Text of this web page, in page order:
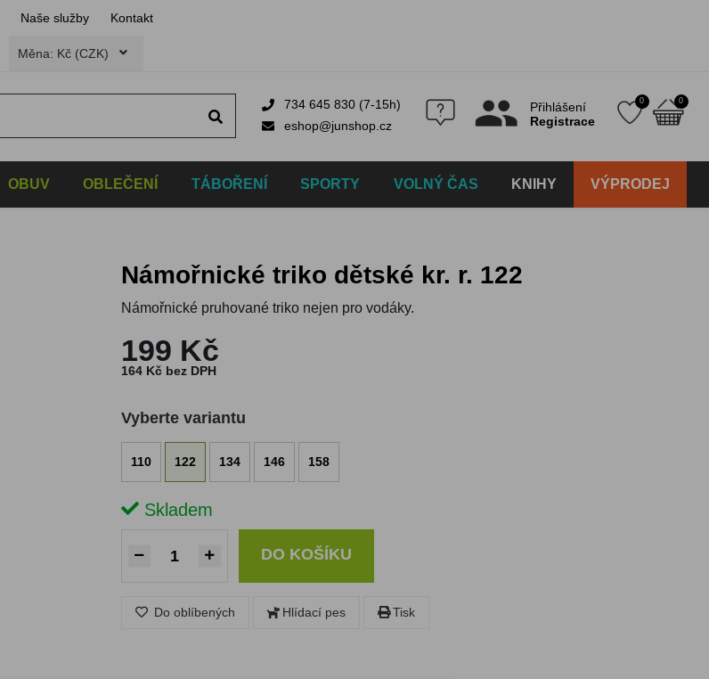
Naše služby Kontakt
Měna: Kč (CZK)
734 645 830 (7-15h)
eshop@junshop.cz
Přihlášení
Registrace
0 0
OBUV OBLEČENÍ TÁBOŘENÍ SPORTY VOLNÝ ČAS KNIHY VÝPRODEJ
Námořnické triko dětské kr. r. 122
Námořnické pruhované triko nejen pro vodáky.
199 Kč
164 Kč bez DPH
Vyberte variantu
110 122 134 146 158
Skladem
DO KOŠÍKU
Do oblíbených Hlídací pes Tisk